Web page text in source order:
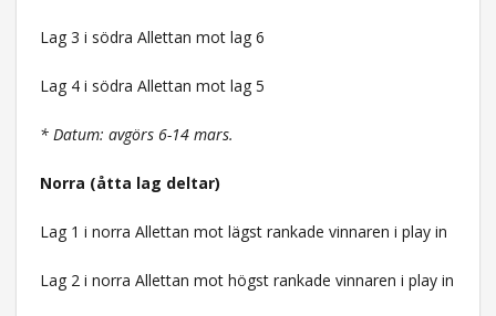
Lag 3 i södra Allettan mot lag 6
Lag 4 i södra Allettan mot lag 5
* Datum: avgörs 6-14 mars.
Norra (åtta lag deltar)
Lag 1 i norra Allettan mot lägst rankade vinnaren i play in
Lag 2 i norra Allettan mot högst rankade vinnaren i play in